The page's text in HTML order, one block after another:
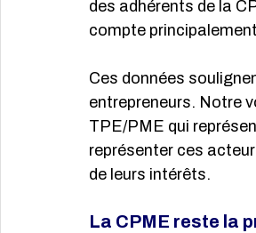
des adhérents de la
compte
Ces données
entrepreneurs. Notre
TPE/PME qui
représenter ces
de leurs intérêts.
La CPME reste la